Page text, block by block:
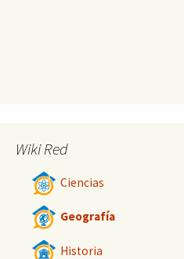
Wiki Red
Ciencias
Geografía
Historia